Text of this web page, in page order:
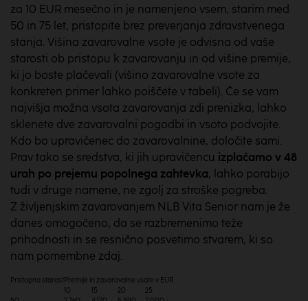
za 10 EUR mesečno in je namenjeno vsem, starim med
50 in 75 let, pristopite brez preverjanja zdravstvenega
stanja. Višina zavarovalne vsote je odvisna od vaše
starosti ob pristopu k zavarovanju in od višine premije,
ki jo boste plačevali (višino zavarovalne vsote za
konkreten primer lahko poiščete v tabeli). Če se vam
najvišja možna vsota zavarovanja zdi prenizka, lahko
sklenete dve zavarovalni pogodbi in vsoto podvojite.
Kdo bo upravičenec do zavarovalnine, določite sami.
Prav tako se sredstva, ki jih upravičencu izplačamo v 48
urah po prejemu popolnega zahtevka, lahko porabijo
tudi v druge namene, ne zgolj za stroške pogreba.
Z življenjskim zavarovanjem NLB Vita Senior nam je že
danes omogočeno, da se razbremenimo teže
prihodnosti in se resnično posvetimo stvarem, ki so
nam pomembne zdaj.
Pristopna starostPremije in zavarovalne vsote v EUR
10
15 20
25